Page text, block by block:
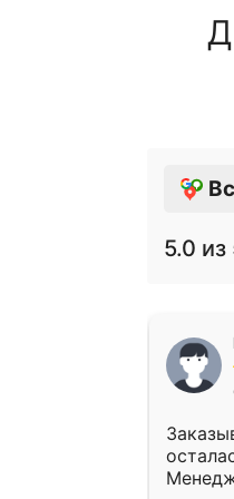
5.0 из